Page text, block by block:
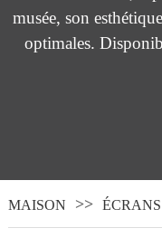
musée, son
optimales.
MAISON